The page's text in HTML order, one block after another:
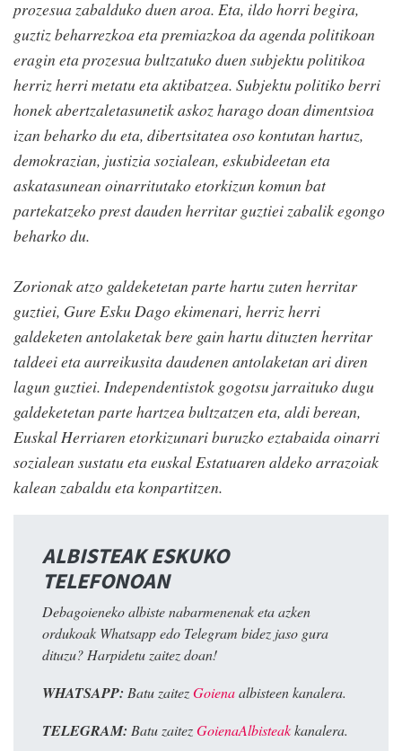
prozesua zabalduko duen aroa. Eta, ildo horri begira,
guztiz beharrezkoa eta premiazkoa da agenda politikoan
eragin eta prozesua bultzatuko duen subjektu politikoa
herriz herri metatu eta aktibatzea. Subjektu politiko berri
honek abertzaletasunetik askoz harago doan dimentsioa
izan beharko du eta, dibertsitatea oso kontutan hartuz,
demokrazian, justizia sozialean, eskubideetan eta
askatasunean oinarritutako etorkizun komun bat
partekatzeko prest dauden herritar guztiei zabalik egongo
beharko du.
Zorionak atzo galdeketetan parte hartu zuten herritar
guztiei, Gure Esku Dago ekimenari, herriz herri
galdeketen antolaketak bere gain hartu dituzten herritar
taldeei eta aurreikusita daudenen antolaketan ari diren
lagun guztiei. Independentistok gogotsu jarraituko dugu
galdeketetan parte hartzea bultzatzen eta, aldi berean,
Euskal Herriaren etorkizunari buruzko eztabaida oinarri
sozialean sustatu eta euskal Estatuaren aldeko arrazoiak
kalean zabaldu eta konpartitzen.
ALBISTEAK ESKUKO
TELEFONOAN
Debagoieneko albiste nabarmenenak eta azken
ordukoak Whatsapp edo Telegram bidez jaso gura
dituzu? Harpidetu zaitez doan!
WHATSAPP: Batu zaitezGoienaalbisteen kanalera.
TELEGRAM: Batu zaitezGoienaAlbisteakkanalera.